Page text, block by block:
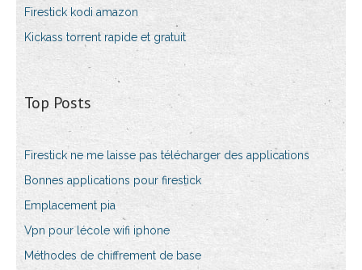
Firestick kodi amazon
Kickass torrent rapide et gratuit
Top Posts
Firestick ne me laisse pas télécharger des applications
Bonnes applications pour firestick
Emplacement pia
Vpn pour lécole wifi iphone
Méthodes de chiffrement de base